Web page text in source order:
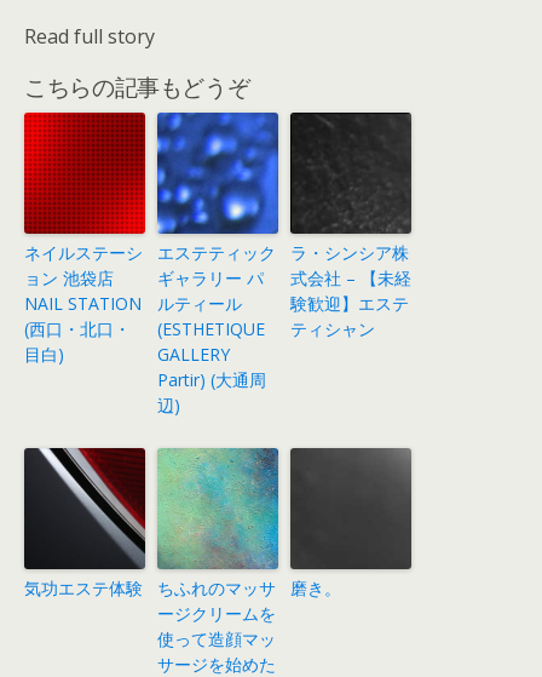
Read full story
こちらの記事もどうぞ
ネイルステーシ
ョン 池袋店
NAIL STATION
(西口・北口・
目白)
エステティック
ギャラリー パ
ルティール
(ESTHETIQUE
GALLERY
Partir) (大通周
辺)
ラ・シンシア株
式会社 – 【未経
験歓迎】エステ
ティシャン
気功エステ体験
ちふれのマッサ
ージクリームを
使って造顔マッ
サージを始めた
磨き。